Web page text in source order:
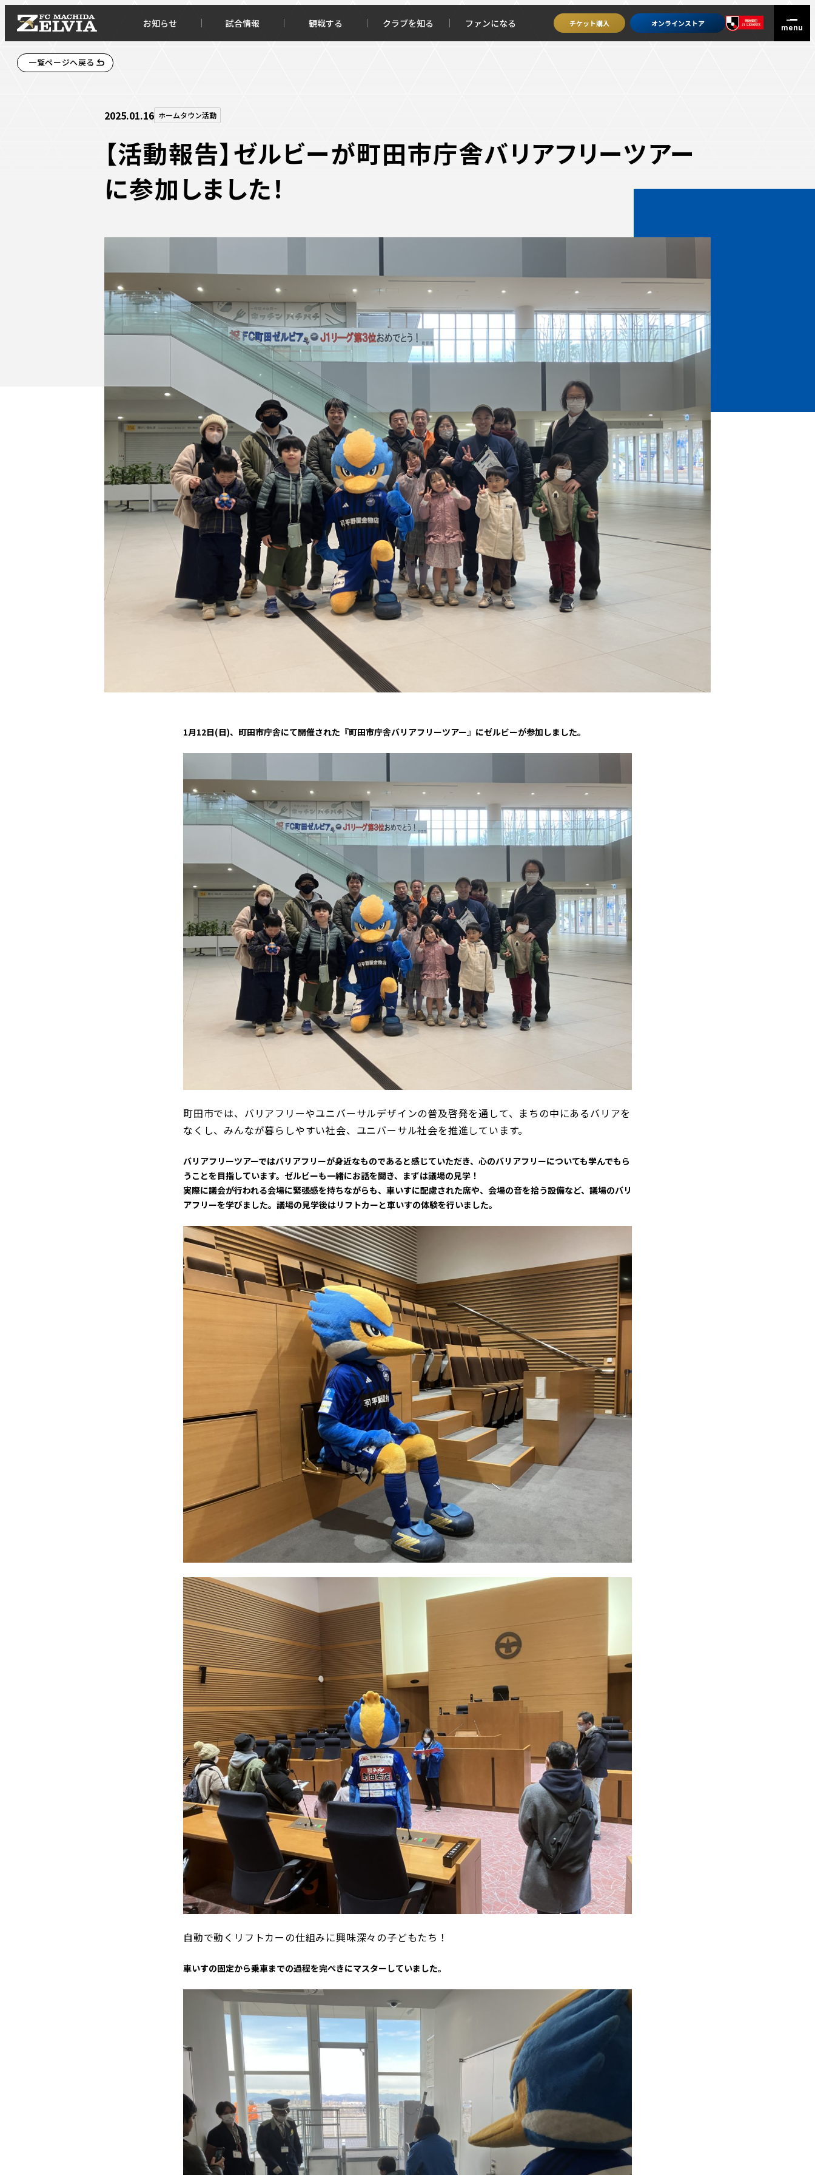
お知らせ 試合情報 観戦する クラブを知る ファンになる チケット購入 オンラインストア
お知らせトップ
ファンクラブ
試合情報トップ
試合データ
観戦するトップ
チケットを買う
チケット購入
チケット購入手順
チケット販売スケジュール
️スタジアムを知る
スタジアムアクセス
スタジアムマップ
観戦方法を知る
スタジアム観戦ガイド
観戦マナー＆ルール
ビジターサポーターの皆様へ
車イスでの観戦
試合運営管理規程
ＦＣ町田ゼルビアについて
ファンになるトップ
クラブゼルビスタへの入会
シーズンシート
ＦＣ町田ゼルビアをサポート
トレーニングの見学・ファンサービ
ス
ボランティア
ＦＣ町田ゼルビアカレンダー
三輪緑山ベースを利用
三輪緑山ベースご利用案内
オンラインストア
ホームタウントップ
ゼルナビ
ゼル塾
ＦＣ町田ゼルビアスポーツクラブ
ＦＣ町田ゼルビアアカデミー
ゼルビアフットサルパーク
パートナー企業一覧
プライバシーポリシー LINEミニアプリプライバシーポリシー
一覧ページへ戻る
2025.01.16 ホームタウン活動
【活動報告】ゼルビーが町田市庁舎バリアフリーツアー
に参加しました！
1月12日(日)、町田市庁舎にて開催された『町田市庁舎バリアフリーツアー』にゼルビーが参加しました。
町田市では、バリアフリーやユニバーサルデザインの普及啓発を通して、まちの中にあるバリアを
なくし、みんなが暮らしやすい社会、ユニバーサル社会を推進しています。
バリアフリーツアーではバリアフリーが身近なものであると感じていただき、心のバリアフリーについても学んでもら
うことを目指しています。ゼルビーも一緒にお話を聞き、まずは議場の見学！
実際に議会が行われる会場に緊張感を持ちながらも、車いすに配慮された席や、会場の音を拾う設備など、議場のバリ
アフリーを学びました。議場の見学後はリフトカーと車いすの体験を行いました。
自動で動くリフトカーの仕組みに興味深々の子どもたち！
車いすの固定から乗車までの過程を完ぺきにマスターしていました。